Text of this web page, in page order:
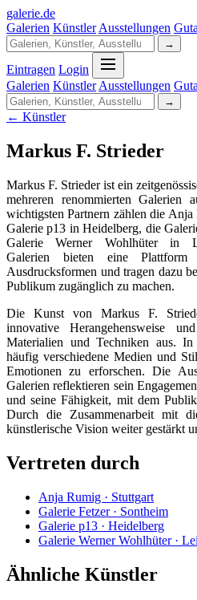
galerie.de
Galerien Künstler Ausstellungen
→
Eintragen Login
Galerien Künstler Ausstellungen
→
← Künstler
Markus F. Strieder
Markus F. Strieder ist ein
mehreren renommierten Galerien
wichtigsten Partnern zählen die
Galerie p13 in Heidelberg, die
Galerie Werner Wohlhüter in
Galerien bieten eine Plattform
Ausdrucksformen und tragen dazu
Publikum zugänglich zu machen.
Die Kunst von Markus F.
innovative Herangehensweise
Materialien und Techniken aus.
häufig verschiedene Medien und
Emotionen zu erforschen. Die
Galerien reflektieren sein
und seine Fähigkeit, mit dem
Durch die Zusammenarbeit mit
künstlerische Vision weiter gestärkt
Vertreten durch
Anja Rumig · Stuttgart
Galerie Fetzer · Sontheim
Galerie p13 · Heidelberg
Galerie Werner Wohlhüter ·
Ähnliche Künstler